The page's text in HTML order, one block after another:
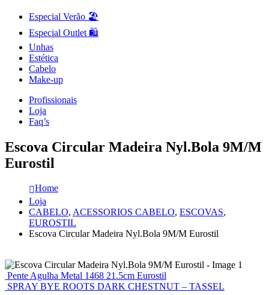
Especial Verão 🏖️
Especial Outlet 🛍️
Unhas
Estética
Cabelo
Make-up
Profissionais
Loja
Faq’s
Escova Circular Madeira Nyl.Bola 9M/M
Eurostil
Home
Loja
CABELO, ACESSORIOS CABELO, ESCOVAS,
EUROSTIL
Escova Circular Madeira Nyl.Bola 9M/M Eurostil
Pente Agulha Metal 1468 21.5cm Eurostil
SPRAY BYE ROOTS DARK CHESTNUT – TASSEL